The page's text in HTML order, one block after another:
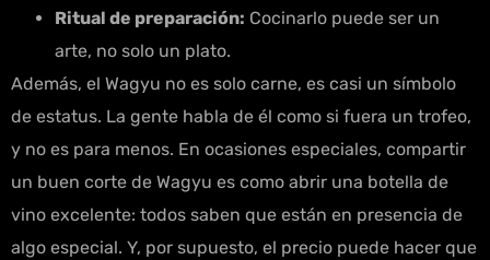
Ritual de preparación: Cocinarlo puede ser un
arte, no solo un plato.
Además, el Wagyu no es solo carne, es casi un símbolo
de estatus. La gente habla de él como si fuera un trofeo,
y no es para menos. En ocasiones especiales, compartir
un buen corte de Wagyu es como abrir una botella de
vino excelente: todos saben que están en presencia de
algo especial. Y, por supuesto, el precio puede hacer que